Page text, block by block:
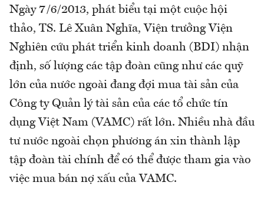
Ngày 7/6/2013, phát biểu tại một cuộc hội
thảo, TS. Lê Xuân Nghĩa, Viện trưởng Viện
Nghiên cứu phát triển kinh doanh (BDI) nhận
định, số lượng các tập đoàn cũng như các quỹ
lớn của nước ngoài đang đợi mua tài sản của
Công ty Quản lý tài sản của các tổ chức tín
dụng Việt Nam (VAMC) rất lớn. Nhiều nhà đầu
tư nước ngoài chọn phương án xin thành lập
tập đoàn tài chính để có thể được tham gia vào
việc mua bán nợ xấu của VAMC.